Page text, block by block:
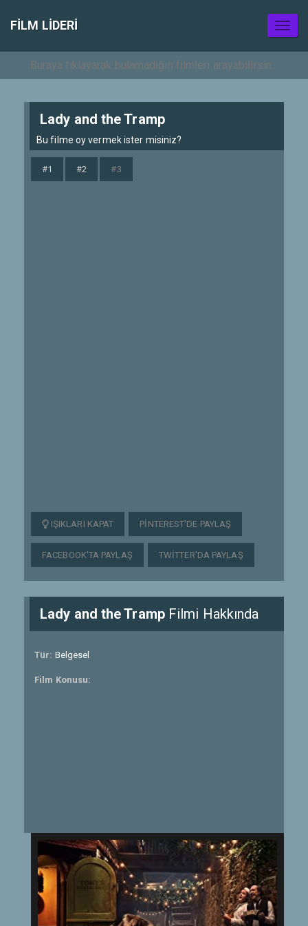
FILM LIDERI
Lady and the Tramp
Bu filme oy vermek ister misiniz?
#1 #2 #3
IŞIKLARI KAPAT PINTEREST'DE PAYLAŞ
FACEBOOK'TA PAYLAŞ TWITTER'DA PAYLAŞ
Lady and the TrampFilmi Hakkında
Tür: Belgesel
Film Konusu: